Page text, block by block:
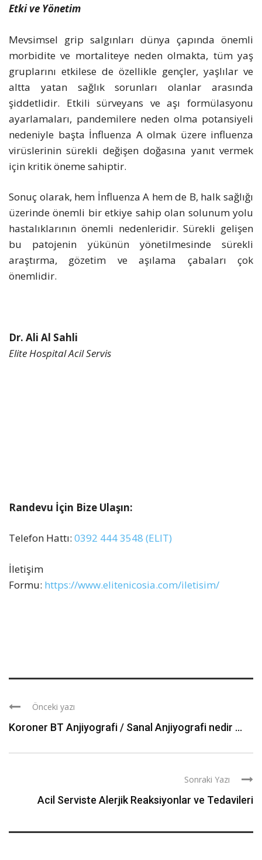
Etki ve Yönetim
Mevsimsel grip salgınları dünya çapında önemli
morbidite ve mortaliteye neden olmakta, tüm yaş
gruplarını etkilese de özellikle gençler, yaşlılar ve
altta yatan sağlık sorunları olanlar arasında
şiddetlidir. Etkili sürveyans ve aşı formülasyonu
ayarlamaları, pandemilere neden olma potansiyeli
nedeniyle başta İnfluenza A olmak üzere influenza
virüslerinin sürekli değişen doğasına yanıt vermek
için kritik öneme sahiptir.
Sonuç olarak, hem İnfluenza A hem de B, halk sağlığı
üzerinde önemli bir etkiye sahip olan solunum yolu
hastalıklarının önemli nedenleridir. Sürekli gelişen
bu patojenin yükünün yönetilmesinde sürekli
araştırma, gözetim ve aşılama çabaları çok
önemlidir.
Dr. Ali Al Sahli
Elite Hospital Acil Servis
Randevu İçin Bize Ulaşın:
Telefon Hattı: 0392 444 3548 (ELIT)
İletişim
Formu: https://www.elitenicosia.com/iletisim/
Önceki yazı
Koroner BT Anjiyografi / Sanal Anjiyografi nedir ...
Sonraki Yazı
Acil Serviste Alerjik Reaksiyonlar ve Tedavileri